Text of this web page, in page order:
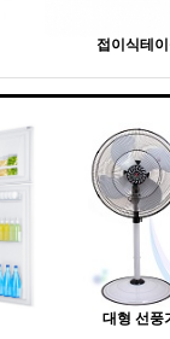
접이식테
대형 선풍